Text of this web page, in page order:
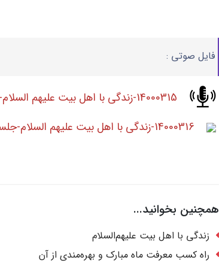
فایل صوتی :
14000315-زندگی با اهل بیت علیهم السلام-جلسه اول.mp3
14000316-زندگی با اهل بیت علیهم السلام-جلسه دوم.mp3
همچنین بخوانید...
زندگی با اهل بیت علیهم‌السلام
راه کسب معرفت ماه مبارک و بهره‌مندی از آن